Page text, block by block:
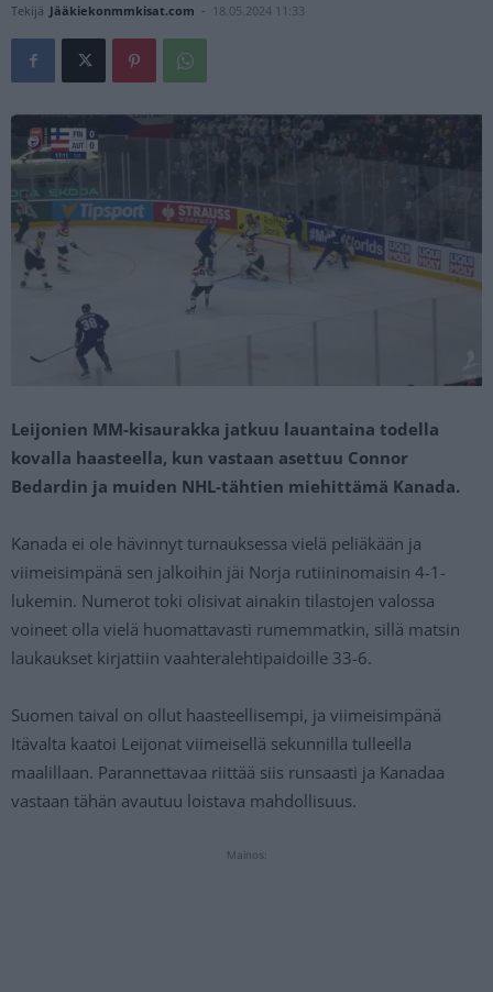
Tekijä Jääkiekonmmkisat.com - 18.05.2024 11:33
Leijonien MM-kisaurakka jatkuu lauantaina todella
kovalla haasteella, kun vastaan asettuu Connor
Bedardin ja muiden NHL-tähtien miehittämä Kanada.
Kanada ei ole hävinnyt turnauksessa vielä peliäkään ja
viimeisimpänä sen jalkoihin jäi Norja rutiininomaisin 4-1-
lukemin. Numerot toki olisivat ainakin tilastojen valossa
voineet olla vielä huomattavasti rumemmatkin, sillä matsin
laukaukset kirjattiin vaahteralehtipaidoille 33-6.
Suomen taival on ollut haasteellisempi, ja viimeisimpänä
Itävalta kaatoi Leijonat viimeisellä sekunnilla tulleella
maalillaan. Parannettavaa riittää siis runsaasti ja Kanadaa
vastaan tähän avautuu loistava mahdollisuus.
Mainos: